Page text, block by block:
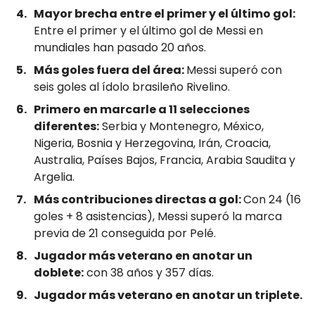
Mayor brecha entre el primer y el último gol:
Entre el primer y el último gol de Messi en
mundiales han pasado 20 años.
Más goles fuera del área:Messi superó con
seis goles al ídolo brasileño Rivelino.
Primero en marcarle a 11 selecciones
diferentes:Serbia y Montenegro, México,
Nigeria, Bosnia y Herzegovina, Irán, Croacia,
Australia, Países Bajos, Francia, Arabia Saudita y
Argelia.
Más contribuciones directas a gol:Con 24 (16
goles + 8 asistencias), Messi superó la marca
previa de 21 conseguida por Pelé.
Jugador más veterano en anotar un
doblete:con 38 años y 357 días.
Jugador más veterano en anotar un triplete.